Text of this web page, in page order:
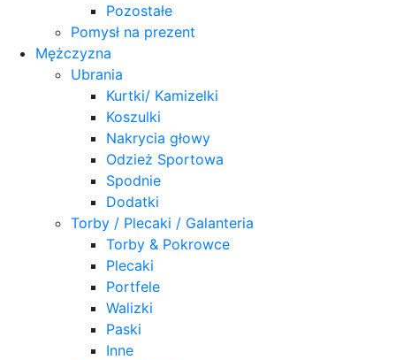
Pozostałe
Pomysł na prezent
Mężczyzna
Ubrania
Kurtki/ Kamizelki
Koszulki
Nakrycia głowy
Odzież Sportowa
Spodnie
Dodatki
Torby / Plecaki / Galanteria
Torby & Pokrowce
Plecaki
Portfele
Walizki
Paski
Inne